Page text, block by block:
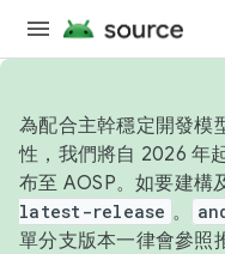
為配合主幹穩定開發模
性，我們將自 2026 年
布至 AOSP。如要建構
latest-release 。
單分支版本一律會參照